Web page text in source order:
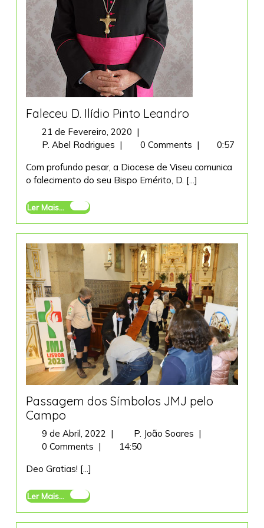
Faleceu D. Ilídio Pinto Leandro
21 de Fevereiro, 2020 21
de
2020
|
P. Abel Rodrigues Faleceu
Ilídio
Pinto
| 0 Comments |
0:57
Com profundo pesar, a Diocese de Viseu comunica
o falecimento do seu Bispo Emérito, D. [...]
Ler Mais... Ler
Passagem dos Símbolos JMJ pelo
Campo
9 de Abril, 2022 9| P. João Soares Passagem
|
0 Comments |
14:50
Deo Gratias! [...]
Ler Mais... Ler